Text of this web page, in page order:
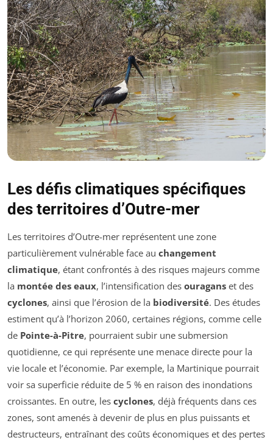
Les défis climatiques spécifiques
des territoires d’Outre-mer
Les territoires d’Outre-mer représentent une zone
particulièrement vulnérable face au changement
climatique, étant confrontés à des risques majeurs comme
la montée des eaux, l’intensification des ouragans et des
cyclones, ainsi que l’érosion de la biodiversité. Des études
estiment qu’à l’horizon 2060, certaines régions, comme celle
de Pointe-à-Pitre, pourraient subir une submersion
quotidienne, ce qui représente une menace directe pour la
vie locale et l’économie. Par exemple, la Martinique pourrait
voir sa superficie réduite de 5 % en raison des inondations
croissantes. En outre, les cyclones, déjà fréquents dans ces
zones, sont amenés à devenir de plus en plus puissants et
destructeurs, entraînant des coûts économiques et des pertes